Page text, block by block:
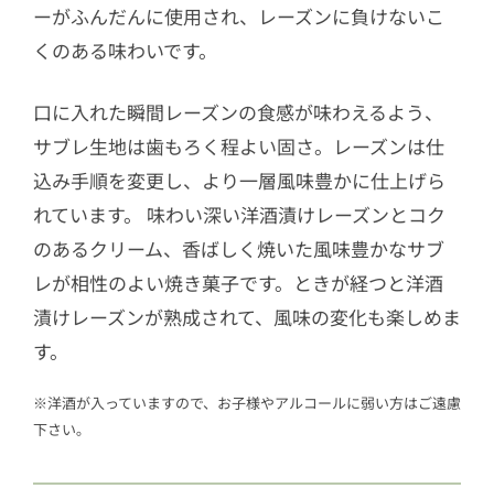
ーがふんだんに使用され、レーズンに負けないこ
くのある味わいです。
口に入れた瞬間レーズンの食感が味わえるよう、
サブレ生地は歯もろく程よい固さ。レーズンは仕
込み手順を変更し、より一層風味豊かに仕上げら
れています。 味わい深い洋酒漬けレーズンとコク
のあるクリーム、香ばしく焼いた風味豊かなサブ
レが相性のよい焼き菓子です。ときが経つと洋酒
漬けレーズンが熟成されて、風味の変化も楽しめま
す。
※洋酒が入っていますので、お子様やアルコールに弱い方はご遠慮
下さい｡